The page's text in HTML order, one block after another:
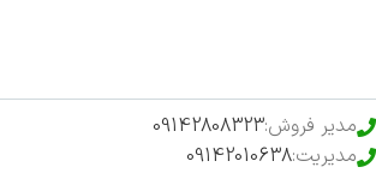
مدیر فروش:09142808323
مدیریت:09142010638